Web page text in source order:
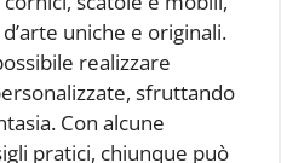
uniche e originali.
realizzare
sfruttando
Con alcune
pratici, chiunque può